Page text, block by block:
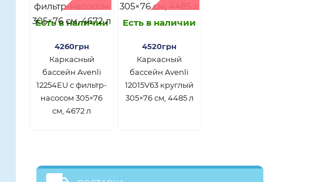
Есть в наличии
4260грн
Каркасный
бассейн Avenli
12254EU с фильтр-
насосом 305×76
см, 4672 л
Есть в наличии
4520грн
Каркасный
бассейн Avenli
12015V63 круглый
305×76 см, 4485 л